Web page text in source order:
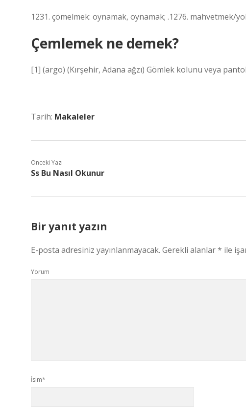
1231. çömelmek: oynamak, oynamak; .1276. mahvetmek/
Çemlemek ne demek?
[1] (argo) (Kırşehir, Adana ağzı) Gömlek kolunu veya
Tarih: Makaleler
Önceki Yazı
Ss Bu Nasıl Okunur
Bir yanıt yazın
E-posta adresiniz yayınlanmayacak. Gerekli alanlar* ile
Yorum
İsim*